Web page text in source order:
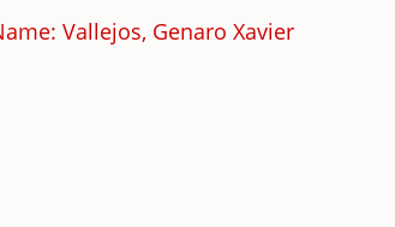
Vallejos, Genaro Xavier